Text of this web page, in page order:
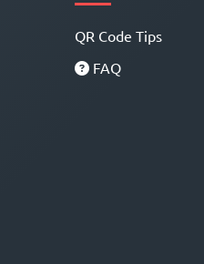
QR Code Tips
FAQ